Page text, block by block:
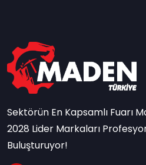
Sektörün En Kapsamlı Fuarı
2028 Lider Markaları
Buluşturuyor!